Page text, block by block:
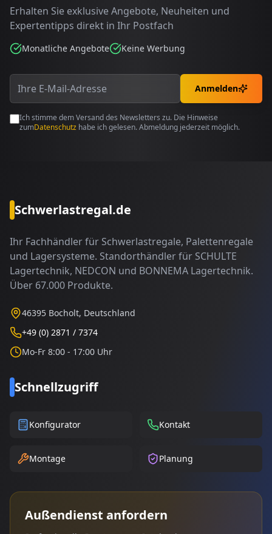
Erhalten Sie exklusive Angebote, Neuheiten und
Expertentipps direkt in Ihr Postfach
Monatliche Angebote Keine Werbung
Anmelden
Ich stimme dem Versand des Newsletters zu. Die Hinweise
zumDatenschutz habe ich gelesen. Abmeldung jederzeit möglich.
Schwerlastregal.de
Ihr Fachhändler für Schwerlastregale, Palettenregale
und Lagersysteme. Standorthändler für SCHULTE
Lagertechnik, NEDCON und BONNEMA Lagertechnik.
Über 67.000 Produkte.
46395 Bocholt, Deutschland
+49 (0) 2871 / 7374
Mo-Fr 8:00 - 17:00 Uhr
Schnellzugriff
Konfigurator Kontakt
Montage Planung
Außendienst anfordern